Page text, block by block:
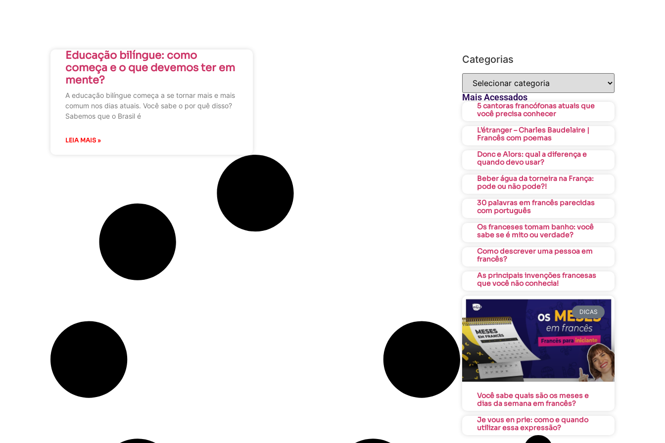
Educação bilíngue: como
começa e o que devemos ter em
mente?
A educação bilíngue começa a se tornar mais e mais
comum nos dias atuais. Você sabe o por quê disso?
Sabemos que o Brasil é
LEIA MAIS »
Categorias
Mais Acessados
5 cantoras francófonas atuais que
você precisa conhecer
L’étranger – Charles Baudelaire |
Francês com poemas
Donc e Alors: qual a diferença e
quando devo usar?
Beber água da torneira na França:
pode ou não pode?!
30 palavras em francês parecidas
com português
Os franceses tomam banho: você
sabe se é mito ou verdade?
Como descrever uma pessoa em
francês?
As principais invenções francesas
que você não conhecia!
DICAS
Você sabe quais são os meses e
dias da semana em francês?
Je vous en prie: como e quando
utilizar essa expressão?